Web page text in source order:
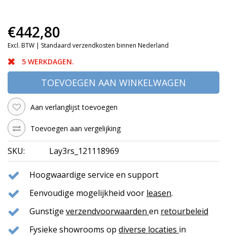
€442,80
Excl. BTW | Standaard verzendkosten binnen Nederland
5 WERKDAGEN.
TOEVOEGEN AAN WINKELWAGEN
Aan verlanglijst toevoegen
Toevoegen aan vergelijking
SKU: Lay3rs_121118969
Hoogwaardige service en support
Eenvoudige mogelijkheid voor leasen.
Gunstige verzendvoorwaarden en retourbeleid
Fysieke showrooms op diverse locaties in